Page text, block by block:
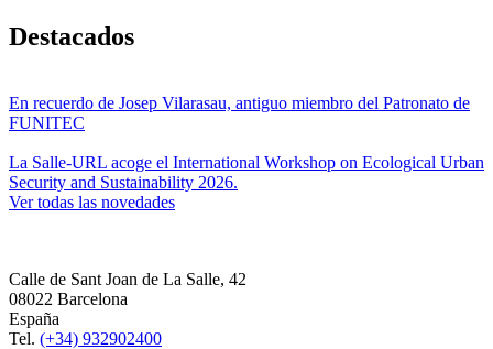
Destacados
En recuerdo de Josep Vilarasau, antiguo miembro del Patronato de
FUNITEC
La Salle-URL acoge el International Workshop on Ecological Urban
Security and Sustainability 2026.
Ver todas las novedades
Calle de Sant Joan de La Salle, 42
08022 Barcelona
España
Tel. (+34) 932902400